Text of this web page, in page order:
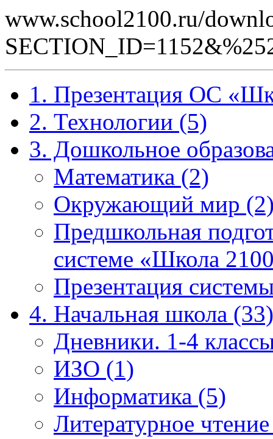
www.school2100.ru/
1. Презентация ОС
2. Технологии (5)
3. Дошкольное
Математика (2)
Окружающий мир
Предшкольная
системе «Школа
Презентация
4. Начальная школа (33)
Дневники. 1-4
ИЗО (1)
Информатика (5)
Литературное